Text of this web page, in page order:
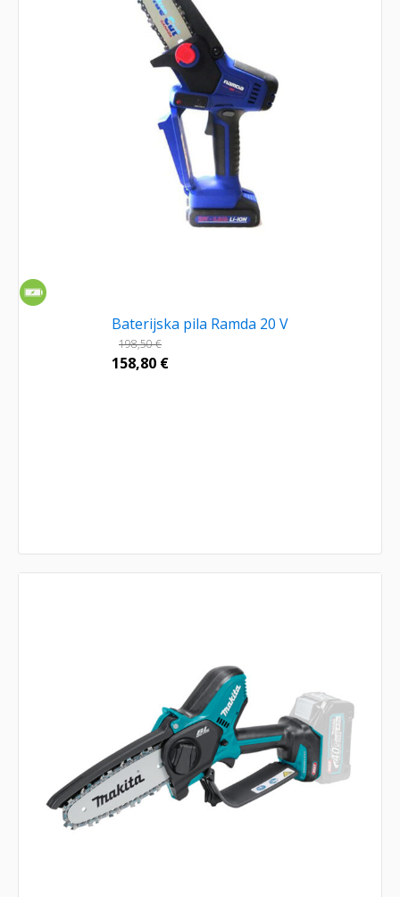
Baterijska pila Ramda 20 V
198,50€
158,80 €